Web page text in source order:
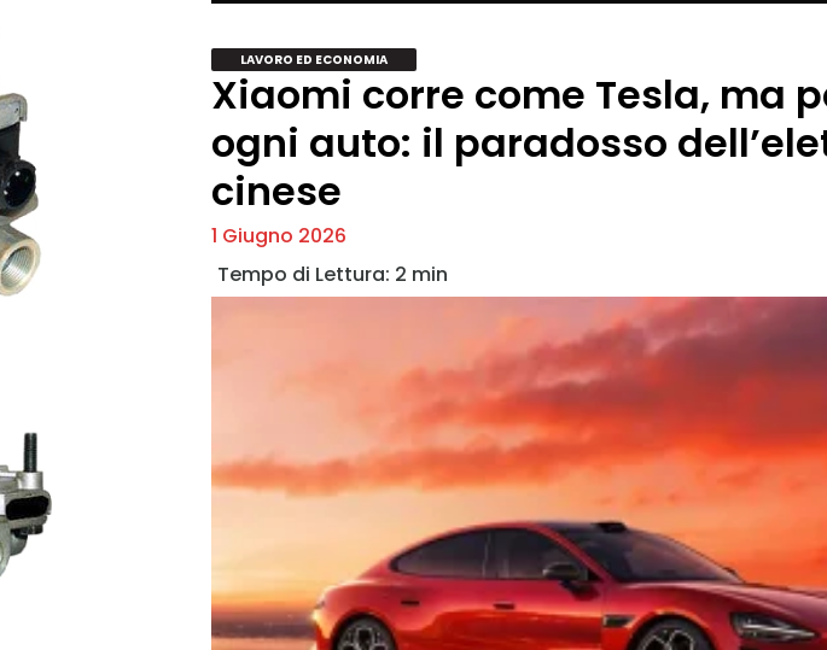
LAVORO ED ECONOMIA
Xiaomi corre come Tesla, ma
ogni auto: il paradosso
cinese
1 Giugno 2026